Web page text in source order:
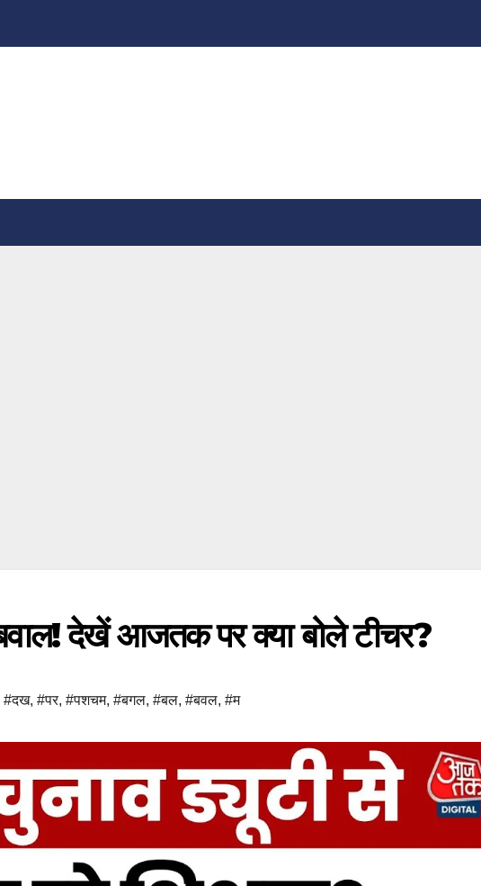
देखें आजतक पर क्या बोले टीचर?
#दख, #पर, #पशचम, #बगल, #बल, #बवल, #म